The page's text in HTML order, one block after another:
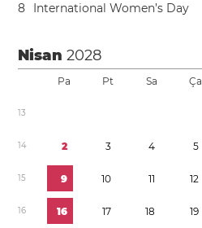
8
International Women’s Day
Nisan2028
Pa Pt Sa Ça
13
14 2 3 4 5
15 9 10 11 12
16 16 17 18 19